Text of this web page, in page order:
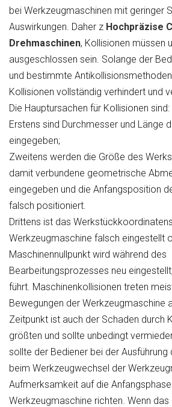
bei Werkzeugmaschinen mit geringer
Auswirkungen. Daher z Hochpräzise
Drehmaschinen, Kollisionen müssen
ausgeschlossen sein. Solange der
und bestimmte
Kollisionen vollständig verhindert und
Die Hauptursachen für Kollisionen sind:
Erstens sind Durchmesser und Länge
eingegeben;
Zweitens werden die Größe des
damit verbundene geometrische
eingegeben und die Anfangsposition
falsch positioniert.
Drittens ist das
Werkzeugmaschine falsch eingestellt
Maschinennullpunkt wird während des
Bearbeitungsprozesses neu
führt. Maschinenkollisionen treten
Bewegungen der Werkzeugmaschine
Zeitpunkt ist auch der Schaden durch
größten und sollte unbedingt
sollte der Bediener bei der
beim Werkzeugwechsel der
Aufmerksamkeit auf die
Werkzeugmaschine richten. Wenn